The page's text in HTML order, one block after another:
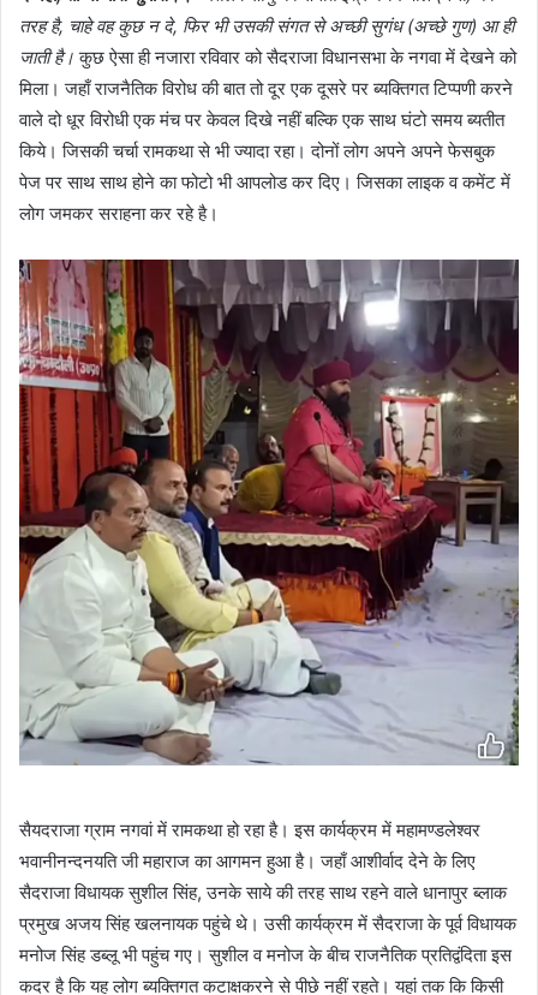
तरह है, चाहे वह कुछ न दे, फिर भी उसकी संगत से अच्छी सुगंध (अच्छे गुण) आ ही
जाती है। कुछ ऐसा ही नजारा रविवार को सैदराजा विधानसभा के नगवा में देखने को
मिला। जहाँ राजनैतिक विरोध की बात तो दूर एक दूसरे पर ब्यक्तिगत टिप्पणी करने
वाले दो धूर विरोधी एक मंच पर केवल दिखे नहीं बल्कि एक साथ घंटो समय ब्यतीत
किये। जिसकी चर्चा रामकथा से भी ज्यादा रहा। दोनों लोग अपने अपने फेसबुक
पेज पर साथ साथ होने का फोटो भी आपलोड कर दिए। जिसका लाइक व कमेंट में
लोग जमकर सराहना कर रहे है।
सैयदराजा ग्राम नगवां में रामकथा हो रहा है। इस कार्यक्रम में महामण्डलेश्वर
भवानीनन्दनयति जी महाराज का आगमन हुआ है। जहाँ आशीर्वाद देने के लिए
सैदराजा विधायक सुशील सिंह, उनके साये की तरह साथ रहने वाले धानापुर ब्लाक
प्रमुख अजय सिंह खलनायक पहुंचे थे। उसी कार्यक्रम में सैदराजा के पूर्व विधायक
मनोज सिंह डब्लू भी पहुंच गए। सुशील व मनोज के बीच राजनैतिक प्रतिद्वंदिता इस
कदर है कि यह लोग ब्यक्तिगत कटाक्षकरने से पीछे नहीं रहते। यहां तक कि किसी